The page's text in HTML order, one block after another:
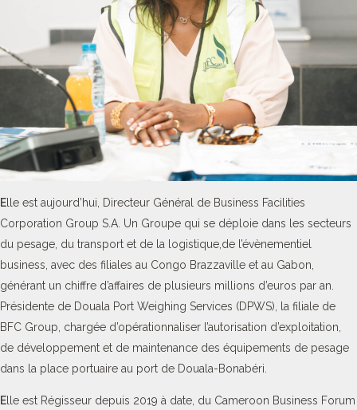
E lle est aujourd’hui, Directeur Général de Business Facilities
Corporation Group S.A. Un Groupe qui se déploie dans les secteurs
du pesage, du transport et de la logistique,de l’évènementiel
business, avec des filiales au Congo Brazzaville et au Gabon,
générant un chiffre d’affaires de plusieurs millions d’euros par an.
Présidente de Douala Port Weighing Services (DPWS), la filiale de
BFC Group, chargée d’opérationnaliser l’autorisation d’exploitation,
de développement et de maintenance des équipements de pesage
dans la place portuaire au port de Douala-Bonabéri.
E lle est Régisseur depuis 2019 à date, du Cameroon Business Forum